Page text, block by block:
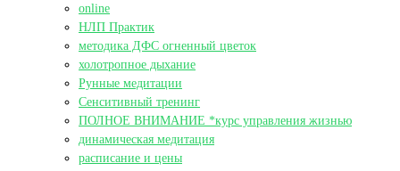
online
НЛП Практик
методика ДФС огненный цветок
холотропное дыхание
Рунные медитации
Сенситивный тренинг
ПОЛНОЕ ВНИМАНИЕ *курс управления жизнью
динамическая медитация
расписание и цены